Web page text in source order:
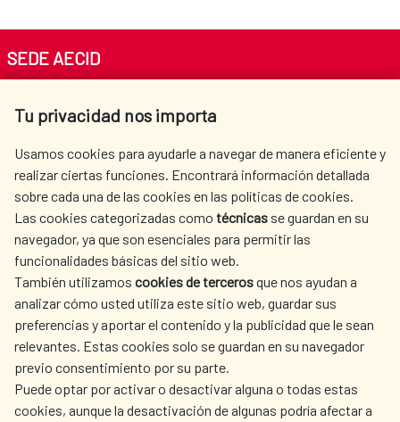
Tu privacidad nos importa
Usamos cookies para ayudarle a navegar de manera eficiente y
realizar ciertas funciones. Encontrará información detallada
sobre cada una de las cookies en las políticas de cookies.
Las cookies categorizadas como técnicas se guardan en su
navegador, ya que son esenciales para permitir las
funcionalidades básicas del sitio web.
También utilizamos cookies de tercerosque nos ayudan a
analizar cómo usted utiliza este sitio web, guardar sus
preferencias y aportar el contenido y la publicidad que le sean
relevantes. Estas cookies solo se guardan en su navegador
previo consentimiento por su parte.
Puede optar por activar o desactivar alguna o todas estas
cookies, aunque la desactivación de algunas podría afectar a
SEDE AECID
Tel. +34 900 20 30 54​​​​​​​
AECID
WHERE DO WE COOPERATE?
SPANISH HUMANITARIAN
ACTION
PRESS ROOM
CULTURE AND SCIENCE LIBRARY
OUR SOCIAL MEDIA